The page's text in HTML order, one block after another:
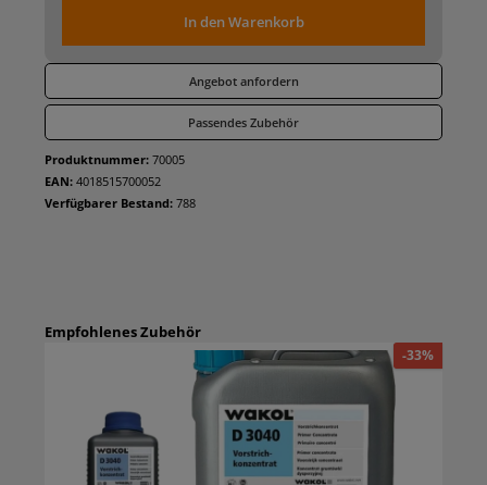
In den Warenkorb
Angebot anfordern
Passendes Zubehör
Produktnummer: 70005
EAN: 4018515700052
Verfügbarer Bestand: 788
Empfohlenes Zubehör
-33%